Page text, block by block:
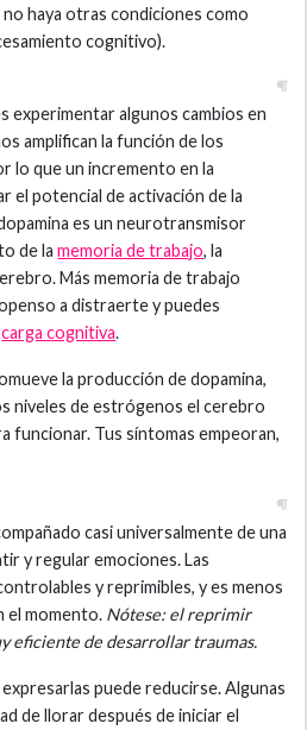
haya otras condiciones como
cognitivo).
experimentar algunos cambios en
amplifican la función de los
lo que un incremento en la
el potencial de activación de la
es un neurotransmisor
de lamemoria de trabajo, la
Más memoria de trabajo
a distraerte y puedes
carga cognitiva.
la producción de dopamina,
niveles de estrógenos el cerebro
funcionar. Tus síntomas empeoran,
casi universalmente de una
y regular emociones. Las
y reprimibles, y es menos
el momento. Nótese: el reprimir
eficiente de desarrollar traumas.
puede reducirse. Algunas
de llorar después de iniciar el